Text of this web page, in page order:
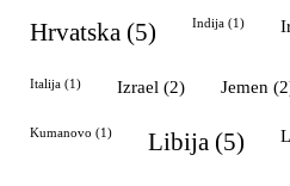
Hrvatska (5) Indija (1)
Italija (1) izrael (2) Jemen
Kumanovo (1) Libija (5)